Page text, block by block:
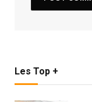
Les Top +